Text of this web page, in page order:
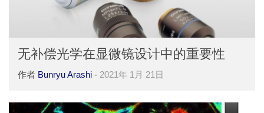
无补偿光学在显微镜设计中的重要性
作者 Bunryu Arashi - 2021年 1月 21日